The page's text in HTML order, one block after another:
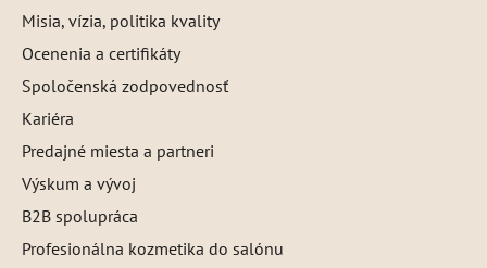
Misia, vízia, politika kvality
Ocenenia a certifikáty
Spoločenská zodpovednosť
Kariéra
Predajné miesta a partneri
Výskum a vývoj
B2B spolupráca
Profesionálna kozmetika do salónu